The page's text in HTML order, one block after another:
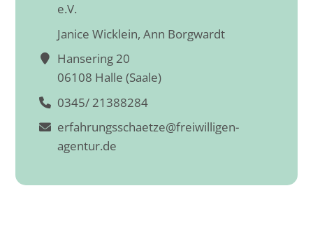
e.V.
Janice Wicklein, Ann Borgwardt
Hansering 20
06108 Halle (Saale)
0345/ 21388284
erfahrungsschaetze@freiwilligen-
agentur.de